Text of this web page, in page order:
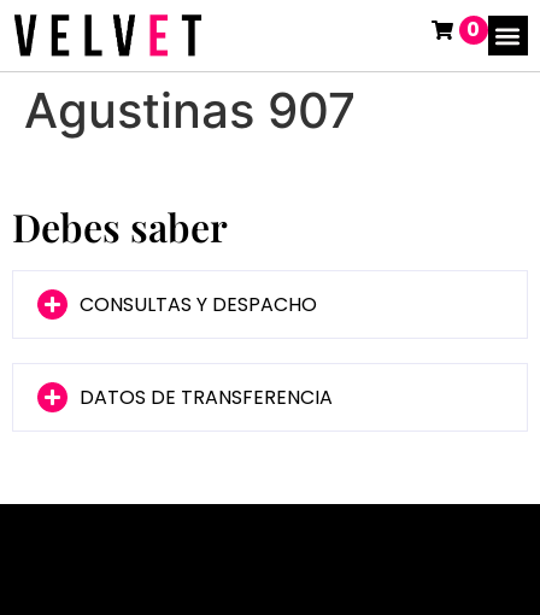
0
Agustinas 907
Debes saber
CONSULTAS Y DESPACHO
DATOS DE TRANSFERENCIA